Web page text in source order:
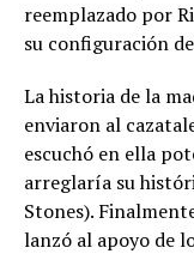
reemplazado por
su configuración
La historia de la
enviaron al
escuchó en ella
arreglaría su
Stones).
lanzó al apoyo de